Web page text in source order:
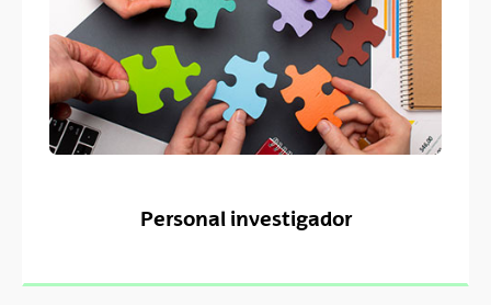
Personal investigador